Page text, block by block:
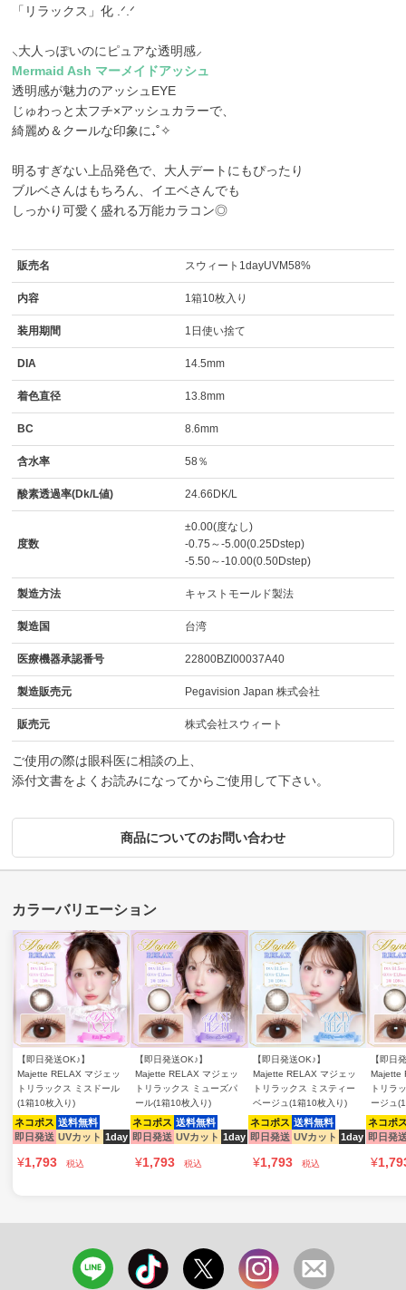
「リラックス」化 .ᐟ.ᐟ
⸜大人っぽいのにピュアな透明感⸝
Mermaid Ash マーメイドアッシュ
透明感が魅力のアッシュEYE
じゅわっと太フチ×アッシュカラーで、
綺麗め＆クールな印象に₊˚✧
明るすぎない上品発色で、大人デートにもぴったり
ブルベさんはもちろん、イエベさんでも
しっかり可愛く盛れる万能カラコン◎
販売名 スウィート1dayUVM58%
内容 1箱10枚入り
装用期間 1日使い捨て
DIA 14.5mm
着色直径 13.8mm
BC 8.6mm
含水率 58％
酸素透過率(Dk/L値) 24.66DK/L
度数
±0.00(度なし)
-0.75～-5.00(0.25Dstep)
-5.50～-10.00(0.50Dstep)
製造方法 キャストモールド製法
製造国 台湾
医療機器承認番号 22800BZI00037A40
製造販売元 Pegavision Japan 株式会社
販売元 株式会社スウィート
ご使用の際は眼科医に相談の上、
添付文書をよくお読みになってからご使用して下さい。
商品についてのお問い合わせ
【即日発送OK♪】
Majette RELAX マジェッ
トリラックス ミスドール
(1箱10枚入り)
ネコポス 送料無料
即日発送 UVカット 1day
¥1,793 税込
【即日発送OK♪】
Majette RELAX マジェッ
トリラックス ミューズパ
ール(1箱10枚入り)
ネコポス 送料無料
即日発送 UVカット 1day
¥1,793 税込
【即日発送OK♪】
Majette RELAX マジェッ
トリラックス ミスティー
ベージュ(1箱10枚入り)
ネコポス 送料無料
即日発送 UVカット 1day
¥1,793 税込
【即日
Majette
トリラ
ージュ
ネコポ
即日発
¥